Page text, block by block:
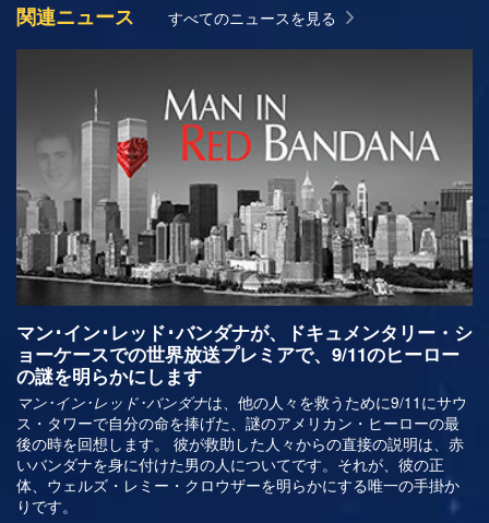
関連ニュース すべてのニュースを見る
マン･イン･レッド･バンダナが、ドキュメンタリー・シ
ョーケースでの世界放送プレミアで、9/11のヒーロー
の謎を明らかにします
マン･イン･レッド･バンダナは、他の人々を救うために9/11にサウ
ス・タワーで自分の命を捧げた、謎のアメリカン・ヒーローの最
後の時を回想します。 彼が救助した人々からの直接の説明は、赤
いバンダナを身に付けた男の人についてです。それが、彼の正
体、ウェルズ・レミー・クロウザーを明らかにする唯一の手掛か
りです。